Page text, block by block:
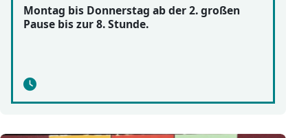
Montag bis Donnerstag ab der 2. großen
Pause bis zur 8. Stunde.